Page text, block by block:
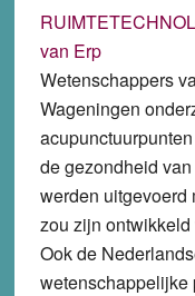
van Erp
Wetenschappers
Wageningen
de gezondheid
werden uitgevoerd
zou zijn
Ook de
wetenschappelijke